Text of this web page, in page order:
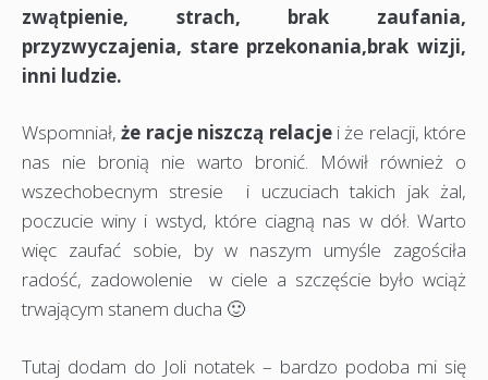
zwątpienie, strach, brak zaufania,
przyzwyczajenia, stare przekonania,brak wizji,
inni ludzie.
Wspomniał, że racje niszczą relacjei że relacji, które
nas nie bronią nie warto bronić. Mówił również o
wszechobecnym stresie i uczuciach takich jak żal,
poczucie winy i wstyd, które ciagną nas w dół. Warto
więc zaufać sobie, by w naszym umyśle zagościła
radość, zadowolenie w ciele a szczęście było wciąż
trwającym stanem ducha 🙂
Tutaj dodam do Joli notatek – bardzo podoba mi się